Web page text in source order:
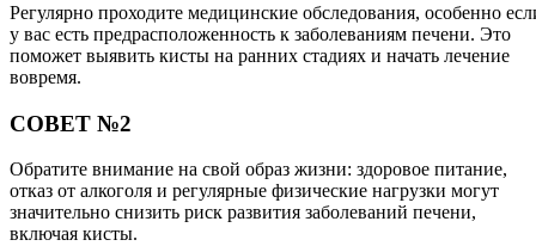
Регулярно проходите медицинские обследования, особенно
у вас есть предрасположенность к заболеваниям печени. Это
поможет выявить кисты на ранних стадиях и начать лечение
вовремя.
СОВЕТ №2
Обратите внимание на свой образ жизни: здоровое питание,
отказ от алкоголя и регулярные физические нагрузки могут
значительно снизить риск развития заболеваний печени,
включая кисты.